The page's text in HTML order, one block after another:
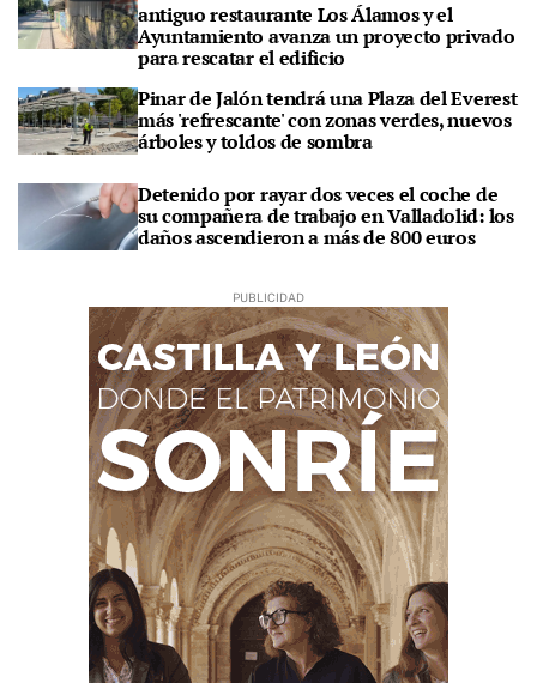
antiguo restaurante Los Álamos y el
Ayuntamiento avanza un proyecto privado
para rescatar el edificio
Pinar de Jalón tendrá una Plaza del Everest
más 'refrescante' con zonas verdes, nuevos
árboles y toldos de sombra
Detenido por rayar dos veces el coche de
su compañera de trabajo en Valladolid: los
daños ascendieron a más de 800 euros